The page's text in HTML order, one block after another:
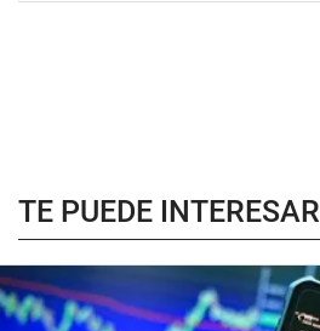
TE PUEDE INTERESAR